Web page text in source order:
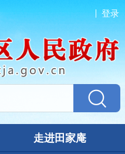
登录
走进田家庵